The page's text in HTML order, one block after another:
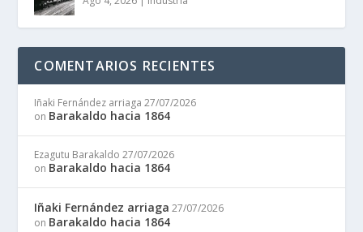
COMENTARIOS RECIENTES
Iñaki Fernández arriaga 27/07/2026
on Barakaldo hacia 1864
Ezagutu Barakaldo 27/07/2026
on Barakaldo hacia 1864
Iñaki Fernández arriaga 27/07/2026
on Barakaldo hacia 1864